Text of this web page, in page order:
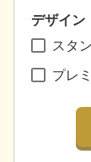
デザイン
スタ
プレ